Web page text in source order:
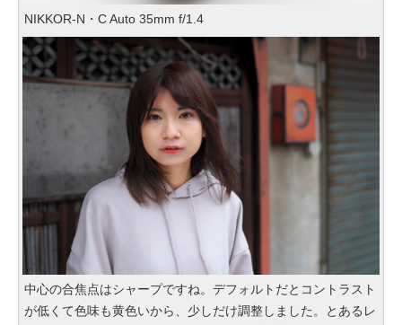
NIKKOR-N・C Auto 35mm f/1.4
中心の合焦点はシャープですね。デフォルトだとコントラスト
が低くて色味も黄色いから、少しだけ調整しました。とあるレ